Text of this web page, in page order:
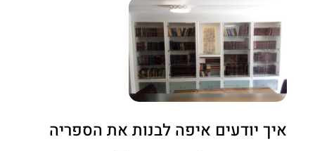
איך יודעים איפה לבנות את הספריה